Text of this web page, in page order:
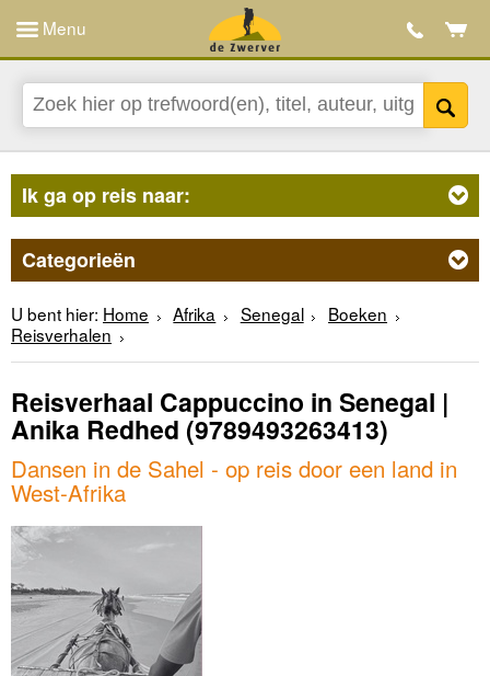
Menu
Ik ga op reis naar:
Categorieën
U bent hier: Home Afrika Senegal
Boeken
Reisverhalen
Reisverhaal Cappuccino in Senegal |
Anika Redhed (9789493263413)
Dansen in de Sahel - op reis door een land in
West-Afrika